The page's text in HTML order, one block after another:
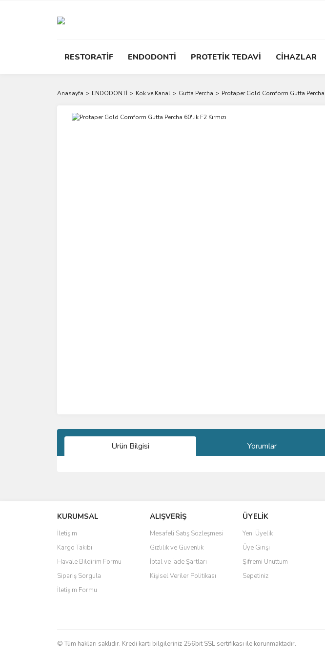
RESTORATİF ENDODONTİ PROTETİK TEDAVİ CİHAZLAR
Anasayfa ENDODONTİ Kök ve Kanal Gutta Percha Protaper Gold Comform Gutta Percha
Ürün Bilgisi Yorumlar
Ürün resmi kalitesiz, bozuk veya görüntülenemiyor.
Ürün açıklamasında eksik bilgiler bulunuyor.
Ürün bilgilerinde hatalar bulunuyor.
Ürün fiyatı diğer sitelerden daha pahalı.
Bu ürüne benzer farklı alternatifler olmalı.
KURUMSAL
İletişim
Kargo Takibi
Havale Bildirim Formu
Sipariş Sorgula
İletişim Formu
ALIŞVERİŞ
Mesafeli Satış Sözleşmesi
Gizlilik ve Güvenlik
İptal ve İade Şartları
Kişisel Veriler Politikası
ÜYELİK
Yeni Üyelik
Üye Girişi
Şifremi Unuttum
Sepetiniz
© Tüm hakları saklıdır. Kredi kartı bilgileriniz 256bit SSL sertifikası ile korunmaktadır.